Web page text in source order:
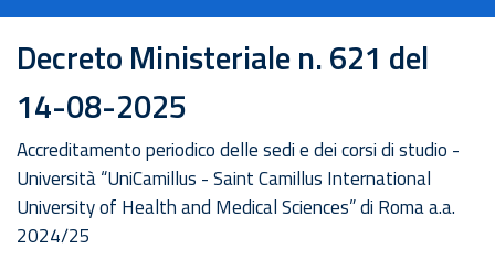
Decreto Ministeriale n. 621 del
14-08-2025
Accreditamento periodico delle sedi e dei corsi di studio -
Università “UniCamillus - Saint Camillus International
University of Health and Medical Sciences” di Roma a.a.
2024/25